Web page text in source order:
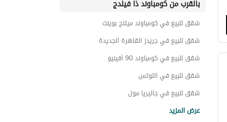
فيلات للبيع في كومباوند ذا فيلدج
غرف للبيع في كومباوند ذا فيلدج
عقارات للبيع في كومباوند ذا فيلدج
بالقرب من كومباوند ذا فيلدج
شقق للبيع في كومباوند ميتنج بوينت
شقق للبيع في جريدز القاهرة الجديدة
شقق للبيع في كومباوند 90 أفينيو
شقق للبيع في اللوتس
شقق للبيع في جاليريا مول
عرض المزيد